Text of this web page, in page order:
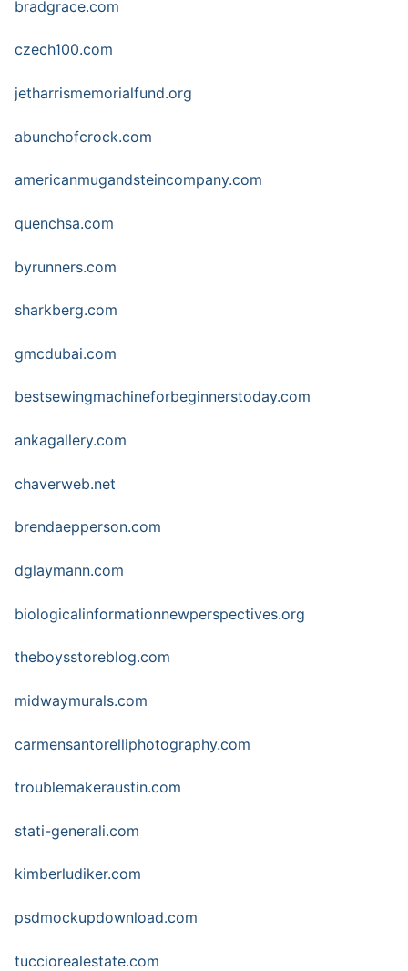
bradgrace.com
czech100.com
jetharrismemorialfund.org
abunchofcrock.com
americanmugandsteincompany.com
quenchsa.com
byrunners.com
sharkberg.com
gmcdubai.com
bestsewingmachineforbeginnerstoday.com
ankagallery.com
chaverweb.net
brendaepperson.com
dglaymann.com
biologicalinformationnewperspectives.org
theboysstoreblog.com
midwaymurals.com
carmensantorelliphotography.com
troublemakeraustin.com
stati-generali.com
kimberludiker.com
psdmockupdownload.com
tucciorealestate.com